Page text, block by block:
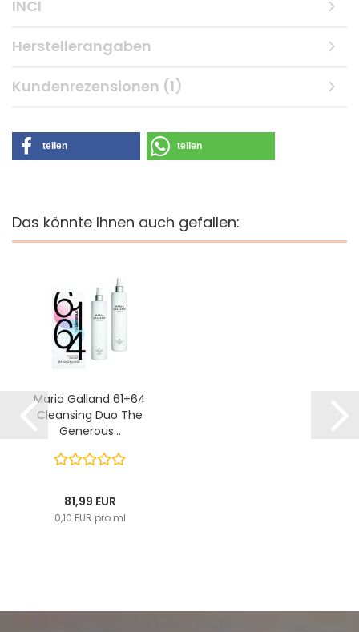
INCI
Herstellerangaben
Kundenrezensionen (1)
teilen teilen
Das könnte Ihnen auch gefallen:
Maria Galland 61+64
Cleansing Duo The
Generous...
81,99 EUR
0,10 EUR pro ml